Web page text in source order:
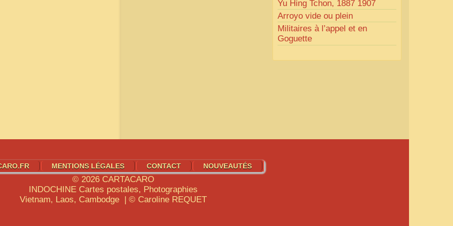
Yu Hing Tchon, 1887 1907
Arroyo vide ou plein
Militaires à l’appel et en
Goguette
MENTIONS LÉGALES CONTACT NOUVEAUTÉS
© 2026 CARTACARO
INDOCHINE Cartes postales, Photographies
Vietnam, Laos, Cambodge | © Caroline REQUET